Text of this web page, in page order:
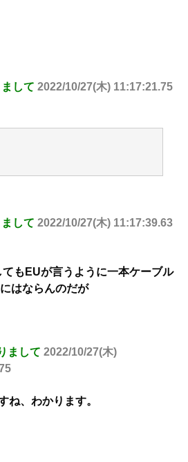
して 2022/10/27(木) 11:17:21.75
して 2022/10/27(木) 11:17:39.63
もEUが言うように一本ケーブル
はならんのだが
まして 2022/10/27(木)
ね、わかります。